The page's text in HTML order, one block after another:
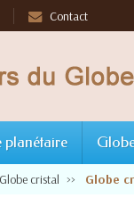
Contact
planétaire
Globe cristal Globe